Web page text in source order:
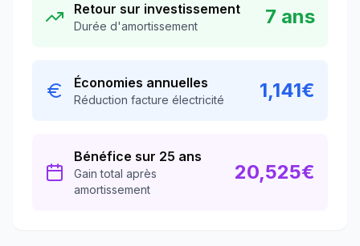
Retour sur investissement
Durée d'amortissement 7 ans
Économies annuelles
Réduction facture électricité 1,141€
Bénéfice sur 25 ans
Gain total après
amortissement
20,525€